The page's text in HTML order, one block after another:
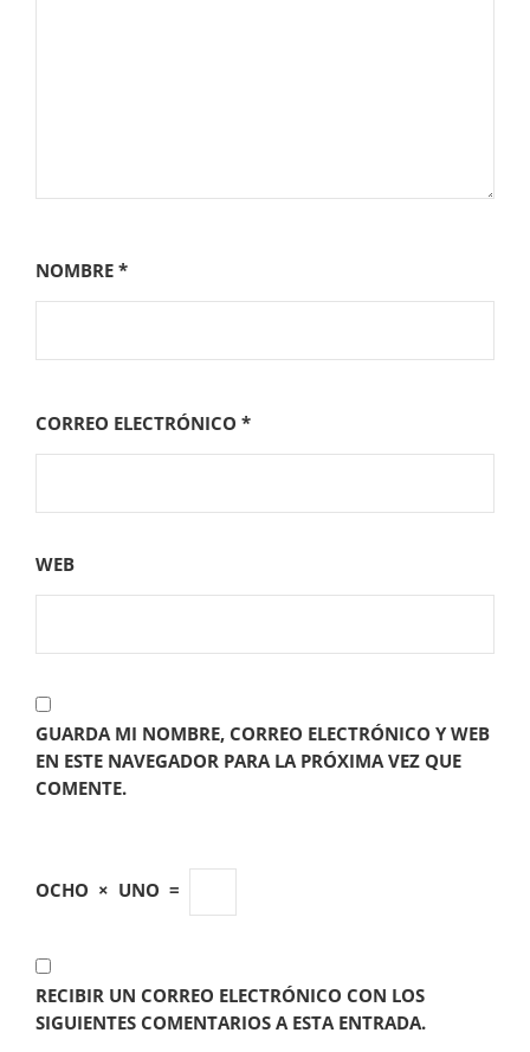
NOMBRE *
CORREO ELECTRÓNICO *
WEB
GUARDA MI NOMBRE, CORREO ELECTRÓNICO Y WEB
EN ESTE NAVEGADOR PARA LA PRÓXIMA VEZ QUE
COMENTE.
OCHO × UNO =
RECIBIR UN CORREO ELECTRÓNICO CON LOS
SIGUIENTES COMENTARIOS A ESTA ENTRADA.